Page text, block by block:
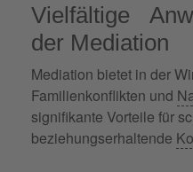
Vielfältige
der Mediation
Mediation bietet in der
Familienkonflikten und
signifikante Vorteile für
beziehungserhaltende